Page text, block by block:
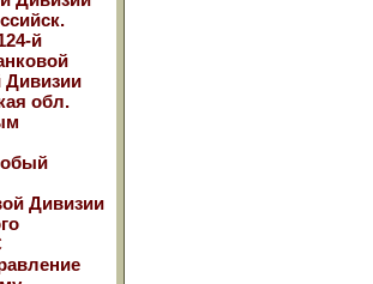
й
Дивизии
обл.
Дивизии